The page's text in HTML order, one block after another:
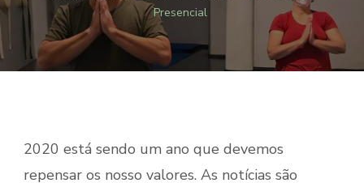
Presencial
2020 está sendo um ano que devemos
repensar os nosso valores. As notícias são